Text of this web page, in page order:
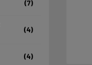
(7)
(4)
(4)